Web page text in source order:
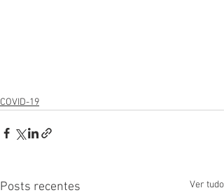
COVID-19
Posts recentes Ver tudo